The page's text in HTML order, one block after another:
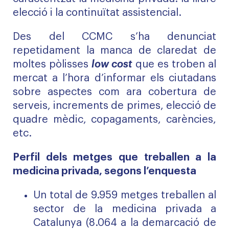
elecció i la continuïtat assistencial.
Des del CCMC s’ha denunciat
repetidament la manca de claredat de
moltes pòlisseslow costque es troben al
mercat a l’hora d’informar els ciutadans
sobre aspectes com ara cobertura de
serveis, increments de primes, elecció de
quadre mèdic, copagaments, carències,
etc.
Perfil dels metges que treballen a la
medicina privada, segons l’enquesta
Un total de 9.959 metges treballen al
sector de la medicina privada a
Catalunya (8.064 a la demarcació de